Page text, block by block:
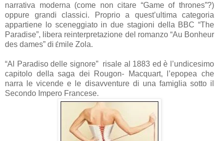
narrativa moderna (come non citare “Game of thrones”?)
oppure grandi classici. Proprio a quest’ultima categoria
appartiene lo sceneggiato in due stagioni della BBC “The
Paradise”, libera reinterpretazione del romanzo “Au Bonheur
des dames” di Émile Zola.
“Al Paradiso delle signore” risale al 1883 ed è l’undicesimo
capitolo della saga dei Rougon- Macquart, l’epopea che
narra le vicende e le disavventure di una famiglia sotto il
Secondo Impero Francese.